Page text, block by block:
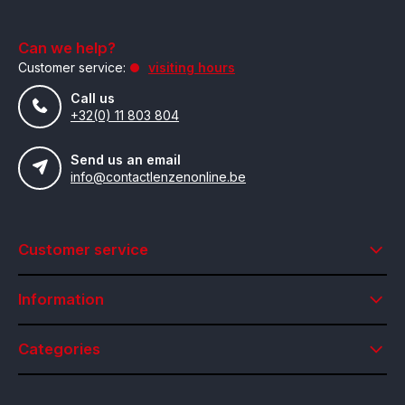
Can we help?
Customer service:
visiting hours
Call us
+32(0) 11 803 804
Send us an email
info@contactlenzenonline.be
Customer service
Information
Categories